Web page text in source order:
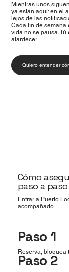
Mientras unos
ya están aquí: en el
lejos de las
Cada fin de semana
vida no se pausa.
atardecer.
Quiero entender
Cómo
paso a paso
Entrar a Puerto
acompañado.
Paso 1
Reserva, bloquea
Paso 2